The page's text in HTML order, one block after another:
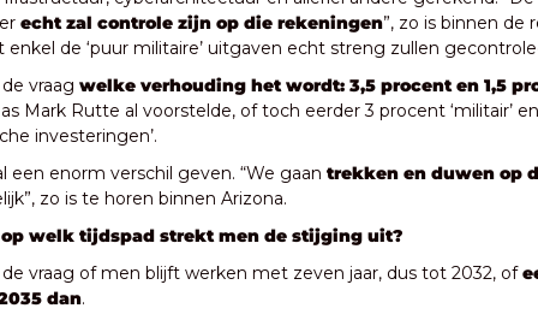
echt zal controle zijn op die rekeningen”, zo is binnen de
enkel de ‘puur militaire’ uitgaven echt streng zullen
vraag welke verhouding het wordt: 3,5 procent en 1,5
Mark Rutte al voorstelde, of toch eerder 3 procent ‘militair’
investeringen’.
een enorm verschil geven. “We gaan trekken en duwen op
zo is te horen binnen Arizona.
op welk tijdspad strekt men de stijging uit?
de vraag of men blijft werken met zeven jaar, dus tot 2032, of
dan.